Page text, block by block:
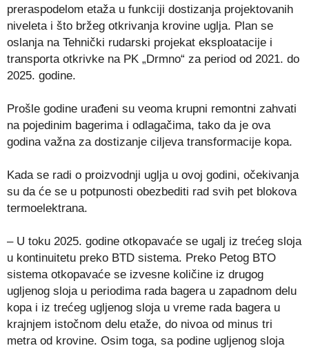
preraspodelom etaža u funkciji dostizanja projektovanih
niveleta i što bržeg otkrivanja krovine uglja. Plan se
oslanja na Tehnički rudarski projekat eksploatacije i
transporta otkrivke na PK „Drmno“ za period od 2021. do
2025. godine.
Prošle godine urađeni su veoma krupni remontni zahvati
na pojedinim bagerima i odlagačima, tako da je ova
godina važna za dostizanje ciljeva transformacije kopa.
Kada se radi o proizvodnji uglja u ovoj godini, očekivanja
su da će se u potpunosti obezbediti rad svih pet blokova
termoelektrana.
– U toku 2025. godine otkopavaće se ugalj iz trećeg sloja
u kontinuitetu preko BTD sistema. Preko Petog BTO
sistema otkopavaće se izvesne količine iz drugog
ugljenog sloja u periodima rada bagera u zapadnom delu
kopa i iz trećeg ugljenog sloja u vreme rada bagera u
krajnjem istočnom delu etaže, do nivoa od minus tri
metra od krovine. Osim toga, sa podine ugljenog sloja